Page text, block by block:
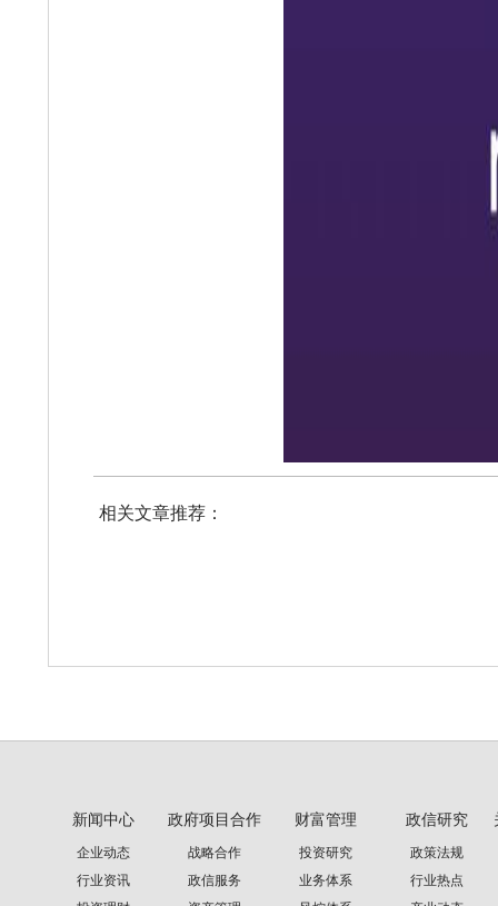
相关文章推荐：
新闻中心
企业动态
行业资讯
政府项目合作
战略合作
政信服务
财富管理
投资研究
业务体系
政信研究
政策法规
行业热点